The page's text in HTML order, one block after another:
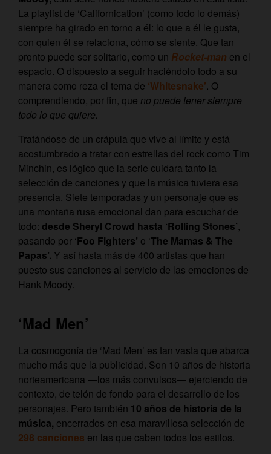
La playlist de ‘Californication’ (como todo lo demás)
siempre ha girado en torno a él: lo que a él le gusta,
con quien él se relaciona, cómo se siente. Que tan
pronto puede ser solitario, como un Rocket-man en el
espacio. O dispuesto a seguir haciéndolo todo a su
manera como reza el tema de ‘Whitesnake’. O
comprendiendo, por fin, que no puede tener siempre
todo lo que quiere.
Tratándose de un crápula que vive al límite y está
acostumbrado a tratar con estrellas del rock como Tim
Minchin, es lógico que la serie cuidara tanto la
selección de canciones y que la música tuviera esa
presencia. Siete temporadas y un personaje que es
una montaña rusa emocional dan para escuchar de
todo: desde Sheryl Crowd hasta ‘Rolling Stones’,
pasando por ‘Foo Fighters’ o ‘The Mamas & The
Papas’. Y así hasta más de 400 artistas que han
puesto sus canciones al servicio de las emociones de
Hank Moody.
‘Mad Men’
La cosmogonía de ‘Mad Men’ es tan vasta que abarca
mucho más que la publicidad. Son 10 años de historia
norteamericana —los más convulsos— ejerciendo de
contexto, de telón de fondo para el desarrollo de los
personajes. Pero también 10 años de historia de la
música, encerrados en esa maravillosa selección de
298 canciones en las que caben todos los estilos.